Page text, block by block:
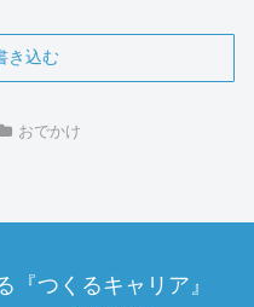
き込む
おでかけ
つくるキャリア』